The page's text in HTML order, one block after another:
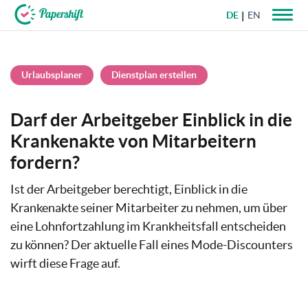
DE EN
Urlaubsplaner Dienstplan erstellen
Darf der Arbeitgeber Einblick in die
Krankenakte von Mitarbeitern
fordern?
Ist der Arbeitgeber berechtigt, Einblick in die
Krankenakte seiner Mitarbeiter zu nehmen, um über
eine Lohnfortzahlung im Krankheitsfall entscheiden
zu können? Der aktuelle Fall eines Mode-Discounters
wirft diese Frage auf.